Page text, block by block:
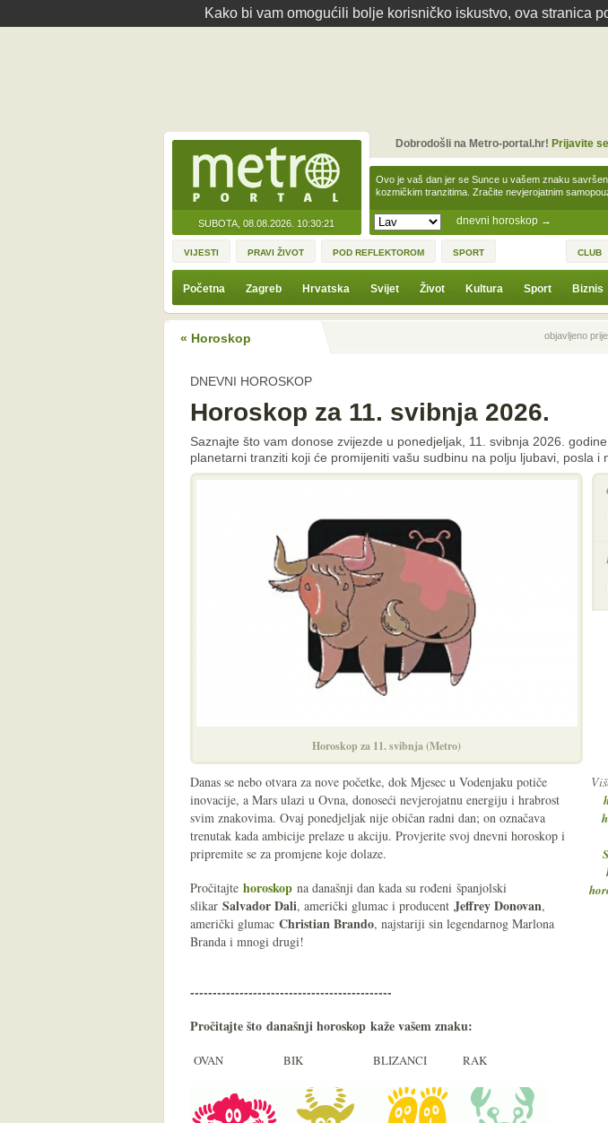
Kako bi vam omogućili bolje korisničko iskustvo, ova stranica
SUBOTA, 08.08.2026. 10:30:21 dnevni horoskop →
Ovo je vaš dan jer se Sunce u vašem znaku
kozmičkim tranzitima. Zračite nevjerojatnim
Dobrodošli na Metro-portal.hr! Prijavite se
VIJESTI PRAVI ŽIVOT POD REFLEKTOROM SPORT CLUB
Početna Zagreb Hrvatska Svijet Život Kultura Sport Biznis
« Horoskop Prethodna vijestobjavljeno
DNEVNI HOROSKOP
Horoskop za 11. svibnja 2026.
Saznajte što vam donose zvijezde u ponedjeljak, 11. svibnja 2026.
planetarni tranziti koji će promijeniti vašu sudbinu na polju ljubavi, posla i
Horoskop za 11. svibnja (Metro)
Danas se nebo otvara za nove početke, dok Mjesec u Vodenjaku potiče
inovacije, a Mars ulazi u Ovna, donoseći nevjerojatnu energiju i hrabrost
svim znakovima. Ovaj ponedjeljak nije običan radni dan; on označava
trenutak kada ambicije prelaze u akciju. Provjerite svoj dnevni horoskop i
pripremite se za promjene koje dolaze.
Pročitajte horoskop na današnji dan kada su rođeni španjolski
slikar Salvador Dali, američki glumac i producent Jeffrey Donovan,
američki glumac Christian Brando, najstariji sin legendarnog Marlona
Branda i mnogi drugi!
---------------------------------------------
Pročitajte što današnjihoroskop kaže vašem znaku:
OVAN BIK BLIZANCI RAK